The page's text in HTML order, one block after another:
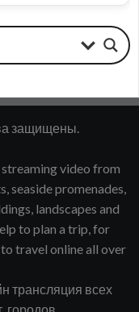
защищены.
streaming video from
seaside promenades,
landscapes and
to plan a trip, for
travel online all over
трансляция всех